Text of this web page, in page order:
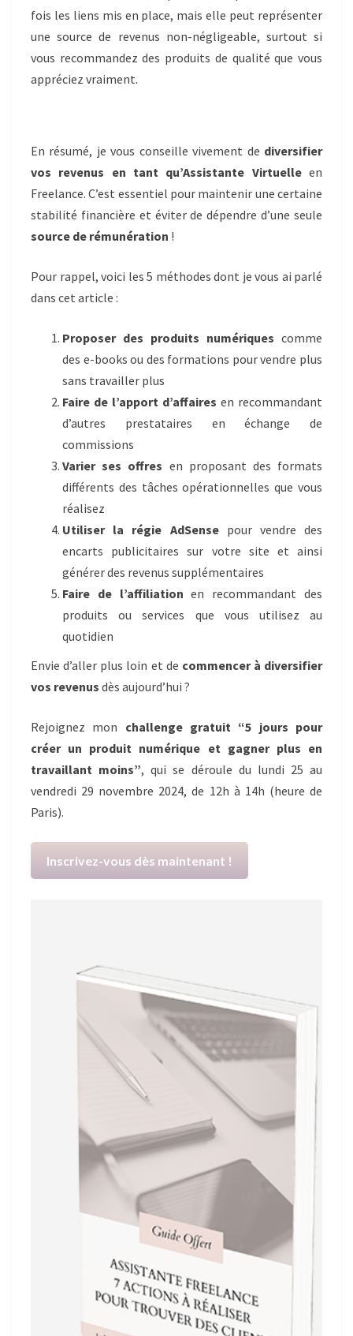
fois les liens mis en place, mais elle peut représenter
une source de revenus non-négligeable, surtout si
vous recommandez des produits de qualité que vous
appréciez vraiment.
En résumé, je vous conseille vivement de diversifier
vos revenus en tant qu’Assistante Virtuelleen
Freelance. C’est essentiel pour maintenir une certaine
stabilité financière et éviter de dépendre d’une seule
source de rémunération !
Pour rappel, voici les 5 méthodes dont je vous ai parlé
dans cet article :
Proposer des produits numériques comme
des e-books ou des formations pour vendre plus
sans travailler plus
Faire de l’apport d’affaires en recommandant
d’autres prestataires en échange de
commissions
Varier ses offres en proposant des formats
différents des tâches opérationnelles que vous
réalisez
Utiliser la régie AdSensepour vendre des
encarts publicitaires sur votre site et ainsi
générer des revenus supplémentaires
Faire de l’affiliation en recommandant des
produits ou services que vous utilisez au
quotidien
Envie d’aller plus loin et de commencer à diversifier
vos revenus dès aujourd’hui ?
Rejoignez mon challenge gratuit “5 jours pour
créer un produit numérique et gagner plus en
travaillant moins”, qui se déroule du lundi 25 au
vendredi 29 novembre 2024, de 12h à 14h (heure de
Paris).
Inscrivez-vous dès maintenant !